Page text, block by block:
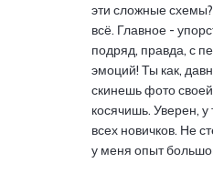
эти сложные
всё. Главное -
подряд, правда, с
эмоций! Ты как,
скинешь фото
косячишь. Уверен, у
всех новичков. Не
у меня опыт